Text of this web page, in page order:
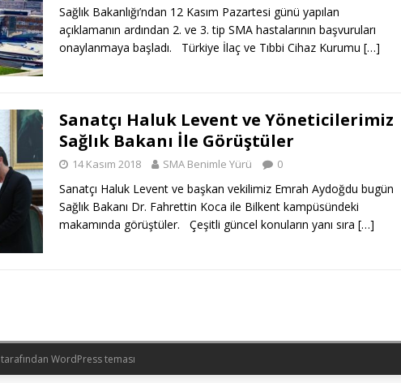
Sağlık Bakanlığı’ndan 12 Kasım Pazartesi günü yapılan
açıklamanın ardından 2. ve 3. tip SMA hastalarının başvuruları
onaylanmaya başladı. Türkiye İlaç ve Tıbbi Cihaz Kurumu […]
Sanatçı Haluk Levent ve Yöneticilerimiz
Sağlık Bakanı İle Görüştüler
14 Kasım 2018 SMA Benimle Yürü 0
Sanatçı Haluk Levent ve başkan vekilimiz Emrah Aydoğdu bugün
Sağlık Bakanı Dr. Fahrettin Koca ile Bilkent kampüsündeki
makamında görüştüler. Çeşitli güncel konuların yanı sıra […]
tarafından WordPress teması